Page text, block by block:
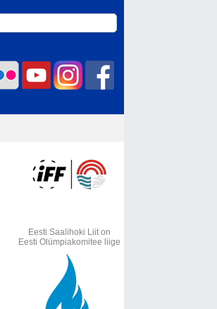
Eesti Saalihoki Liit on
Eesti Olümpiakomitee liige